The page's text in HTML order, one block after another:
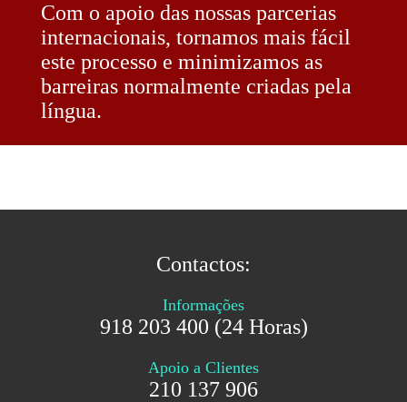
Com o apoio das nossas parcerias
internacionais, tornamos mais fácil
este processo e minimizamos as
barreiras normalmente criadas pela
língua.
Contactos:
Informações
918 203 400 (24 Horas)
Apoio a Clientes
210 137 906